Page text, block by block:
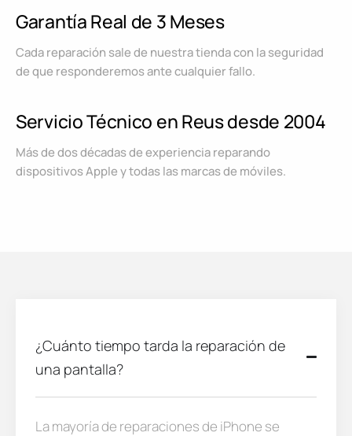
Garantía Real de 3 Meses
Cada reparación sale de nuestra tienda con la seguridad
de que responderemos ante cualquier fallo.
Servicio Técnico en Reus desde 2004
Más de dos décadas de experiencia reparando
dispositivos Apple y todas las marcas de móviles.
¿Cuánto tiempo tarda la reparación de
una pantalla?
La mayoría de reparaciones de iPhone se